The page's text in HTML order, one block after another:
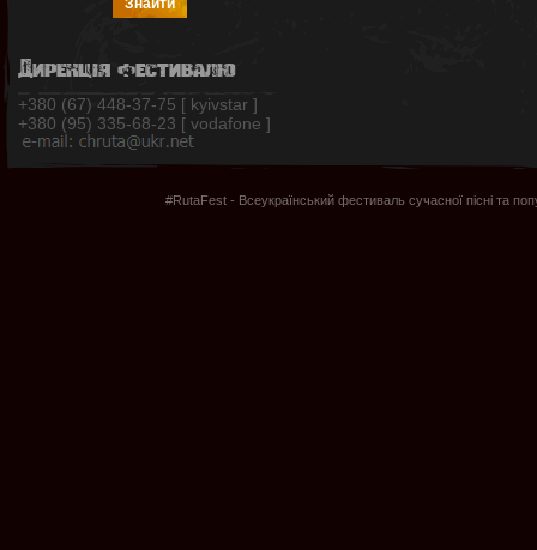
Дирекція фестивалю
+380 (67) 448-37-75 [ kyivstar ]
+380 (95) 335-68-23 [ vodafone ]
#RutaFest - Всеукраїнський фестиваль сучасної пісні та